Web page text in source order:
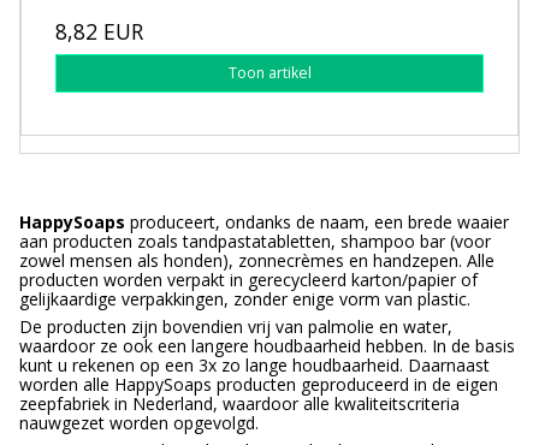
8,82 EUR
Toon artikel
HappySoaps produceert, ondanks de naam, een brede waaier
aan producten zoals tandpastatabletten, shampoo bar (voor
zowel mensen als honden), zonnecrèmes en handzepen. Alle
producten worden verpakt in gerecycleerd karton/papier of
gelijkaardige verpakkingen, zonder enige vorm van plastic.
De producten zijn bovendien vrij van palmolie en water,
waardoor ze ook een langere houdbaarheid hebben. In de basis
kunt u rekenen op een 3x zo lange houdbaarheid. Daarnaast
worden alle HappySoaps producten geproduceerd in de eigen
zeepfabriek in Nederland, waardoor alle kwaliteitscriteria
nauwgezet worden opgevolgd.